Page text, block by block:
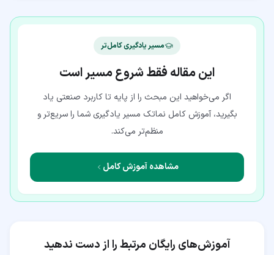
مسیر یادگیری کامل‌تر
این مقاله فقط شروع مسیر است
اگر می‌خواهید این مبحث را از پایه تا کاربرد صنعتی یاد
بگیرید، آموزش کامل نماتک مسیر یادگیری شما را سریع‌تر و
منظم‌تر می‌کند.
مشاهده آموزش کامل
آموزش‌های رایگان مرتبط را از دست ندهید